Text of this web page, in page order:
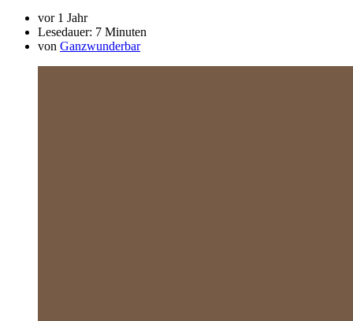
vor 1 Jahr
Lesedauer: 7 Minuten
von Ganzwunderbar